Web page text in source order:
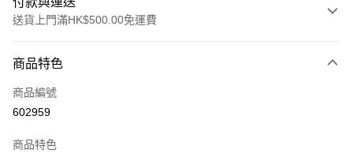
送貨上門滿HK$500.00免運費
信用卡
AlipayHK
商品特色
商品編號
602959
商品特色